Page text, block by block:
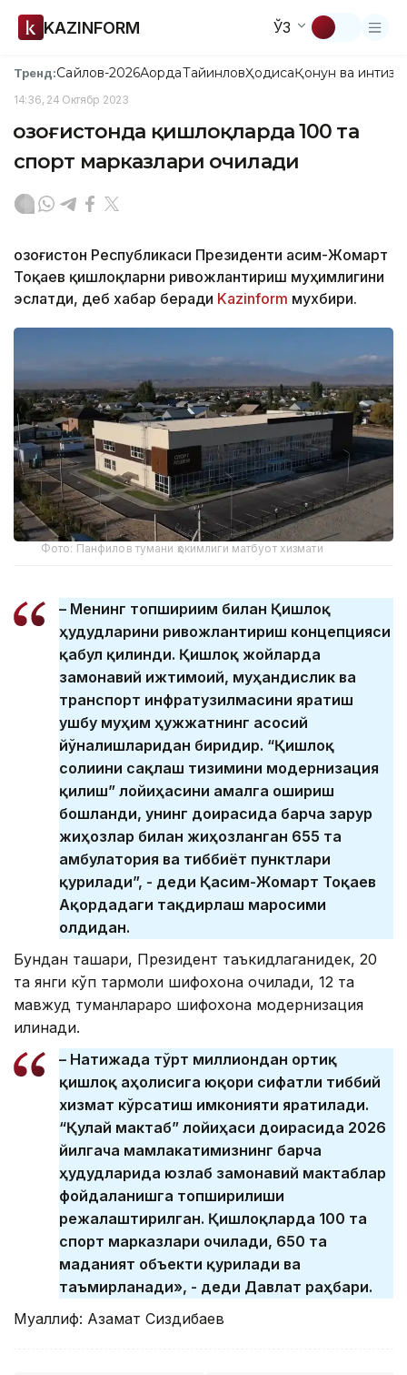
KAZINFORM ЎЗ
Тренд:Сайлов-2026АқордаТайинловҲодисаҚонун ва
14:36, 24 Октябр 2023
Қозоғистонда қишлоқларда 100 та
спорт марказлари очилади
Қозоғистон Республикаси Президенти Қасим-Жомарт
Тоқаев қишлоқларни ривожлантириш муҳимлигини
эслатди, деб хабар беради Kazinform мухбири.
Фото: Панфилов тумани ҳокимлиги матбуот хизмати
– Менинг топшириғим билан Қишлоқ
ҳудудларини ривожлантириш концепцияси
қабул қилинди. Қишлоқ жойларда
замонавий ижтимоий, муҳандислик ва
транспорт инфратузилмасини яратиш
ушбу муҳим ҳужжатнинг асосий
йўналишларидан биридир. “Қишлоқ
соғлиғини сақлаш тизимини модернизация
қилиш” лойиҳасини амалга ошириш
бошланди, унинг доирасида барча зарур
жиҳозлар билан жиҳозланган 655 та
амбулатория ва тиббиёт пунктлари
қурилади”, - деди Қасим-Жомарт Тоқаев
Ақордадаги тақдирлаш маросими
олдидан.
Бундан ташқари, Президент таъкидлаганидек, 20
та янги кўп тармоқли шифохона очилади, 12 та
мавжуд туманлараро шифохона модернизация
қилинади.
– Натижада тўрт миллиондан ортиқ
қишлоқ аҳолисига юқори сифатли тиббий
хизмат кўрсатиш имконияти яратилади.
“Қулай мактаб” лойиҳаси доирасида 2026
йилгача мамлакатимизнинг барча
ҳудудларида юзлаб замонавий мактаблар
фойдаланишга топширилиши
режалаштирилган. Қишлоқларда 100 та
спорт марказлари очилади, 650 та
маданият объекти қурилади ва
таъмирланади», - деди Давлат раҳбари.
Муаллиф: Азамат Сиздиқбаев